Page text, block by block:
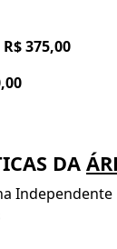
R$ 375,00
DA
Independente